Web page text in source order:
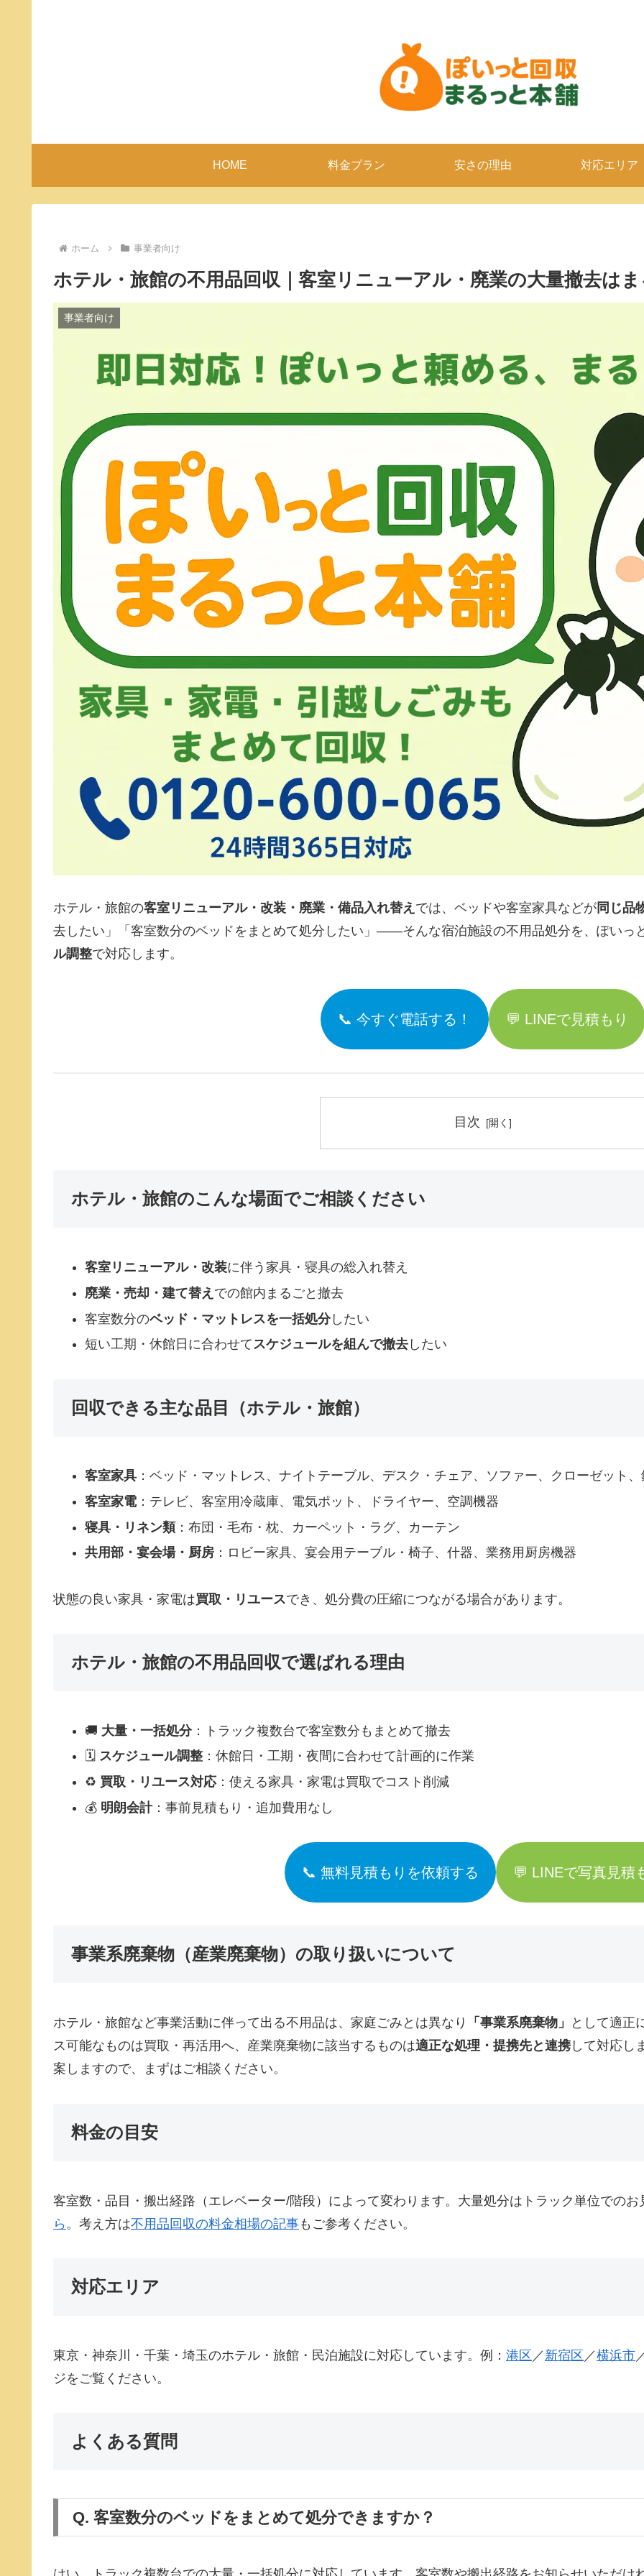
HOME 料金プラン 安さの理由 対応エリア
ホーム 事業者向け
ホテル・旅館の不用品回収｜客室リニューアル・廃業の大量撤去は
事業者向け
ホテル・旅館の客室リニューアル・改装・廃業・備品入れ替え では、ベッドや客室家具などが 同じ品
去したい」「客室数分のベッドをまとめて処分したい」——そんな宿泊施設の不用品処分を、ぽいっ
ル調整で対応します。
📞 今すぐ電話する！ 💬 LINEで見積もり
目次
ホテル・旅館のこんな場面でご相談ください
客室リニューアル・改装に伴う家具・寝具の総入れ替え
廃業・売却・建て替え での館内まるごと撤去
客室数分のベッド・マットレスを一括処分したい
短い工期・休館日に合わせてスケジュールを組んで撤去したい
回収できる主な品目（ホテル・旅館）
客室家具：ベッド・マットレス、ナイトテーブル、デスク・チェア、ソファー、クローゼット、
客室家電：テレビ、客室用冷蔵庫、電気ポット、ドライヤー、空調機器
寝具・リネン類：布団・毛布・枕、カーペット・ラグ、カーテン
共用部・宴会場・厨房：ロビー家具、宴会用テーブル・椅子、什器、業務用厨房機器
状態の良い家具・家電は買取・リユースでき、処分費の圧縮につながる場合があります。
ホテル・旅館の不用品回収で選ばれる理由
🚚 大量・一括処分：トラック複数台で客室数分もまとめて撤去
🗓 スケジュール調整：休館日・工期・夜間に合わせて計画的に作業
♻ 買取・リユース対応：使える家具・家電は買取でコスト削減
💰 明朗会計：事前見積もり・追加費用なし
📞 無料見積もりを依頼する 💬 LINEで写真見積
事業系廃棄物（産業廃棄物）の取り扱いについて
ホテル・旅館など事業活動に伴って出る不用品は、家庭ごみとは異なり 「事業系廃棄物」
として適正
ス可能なものは買取・再活用へ、産業廃棄物に該当するものは適正な処理・提携先と連携 して対応し
案しますので、まずはご相談ください。
料金の目安
客室数・品目・搬出経路（エレベーター/階段）によって変わります。大量処分はトラック単位での
ら 。考え方は不用品回収の料金相場の記事もご参考ください。
対応エリア
東京・神奈川・千葉・埼玉のホテル・旅館・民泊施設に対応しています。例： 港区 ／ 新宿区 ／横浜市
ジをご覧ください。
よくある質問
Q. 客室数分のベッドをまとめて処分できますか？